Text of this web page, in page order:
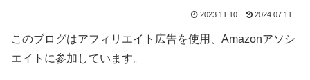
2023.11.10 2024.07.11
このブログはアフィリエイト広告を使用、Amazonアソシ
エイトに参加しています。